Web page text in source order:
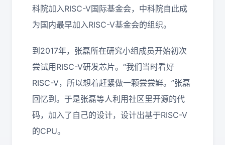
科院加入RISC-V国际基金会，中科院自此成
为国内最早加入RISC-V基金会的组织。
到2017年，张磊所在研究小组成员开始初次
尝试用RISC-V研发芯片。“我们当时看好
RISC-V，所以想着赶紧做一颗尝尝鲜。”张磊
回忆到。于是张磊等人利用社区里开源的代
码，加入了自己的设计，设计出基于RISC-V
的CPU。